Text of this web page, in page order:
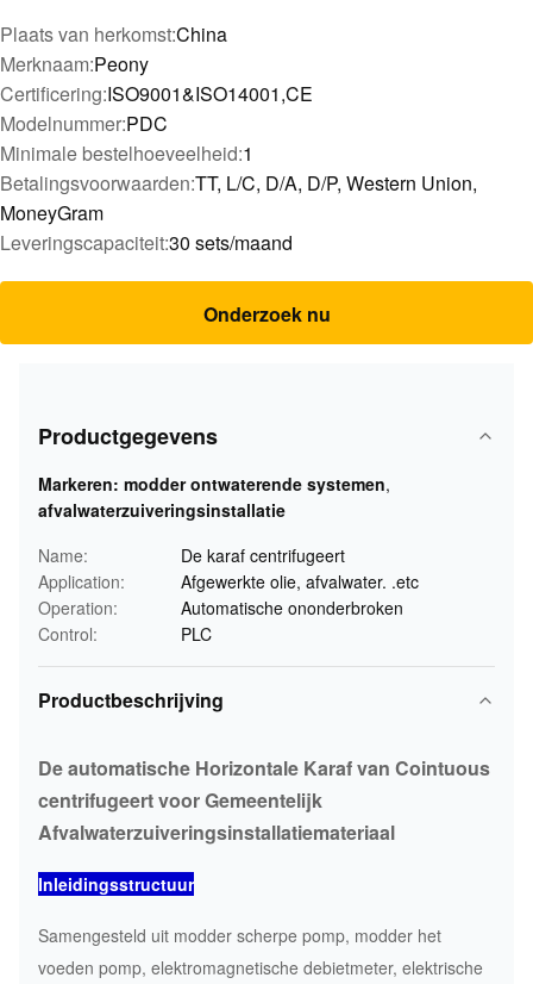
Plaats van herkomst:China
Merknaam:Peony
Certificering:ISO9001&ISO14001,CE
Modelnummer:PDC
Minimale bestelhoeveelheid:1
Betalingsvoorwaarden:TT, L/C, D/A, D/P, Western Union,
MoneyGram
Leveringscapaciteit:30 sets/maand
Onderzoek nu
Productgegevens
Markeren: modder ontwaterende systemen,
afvalwaterzuiveringsinstallatie
Name:
De karaf centrifugeert
Application:
Afgewerkte olie, afvalwater. .etc
Operation:
Automatische ononderbroken
Control:
PLC
Productbeschrijving
De automatische Horizontale Karaf van Cointuous
centrifugeert voor Gemeentelijk
Afvalwaterzuiveringsinstallatiemateriaal
Inleidingsstructuur
Samengesteld uit modder scherpe pomp, modder het
voeden pomp, elektromagnetische debietmeter, elektrische